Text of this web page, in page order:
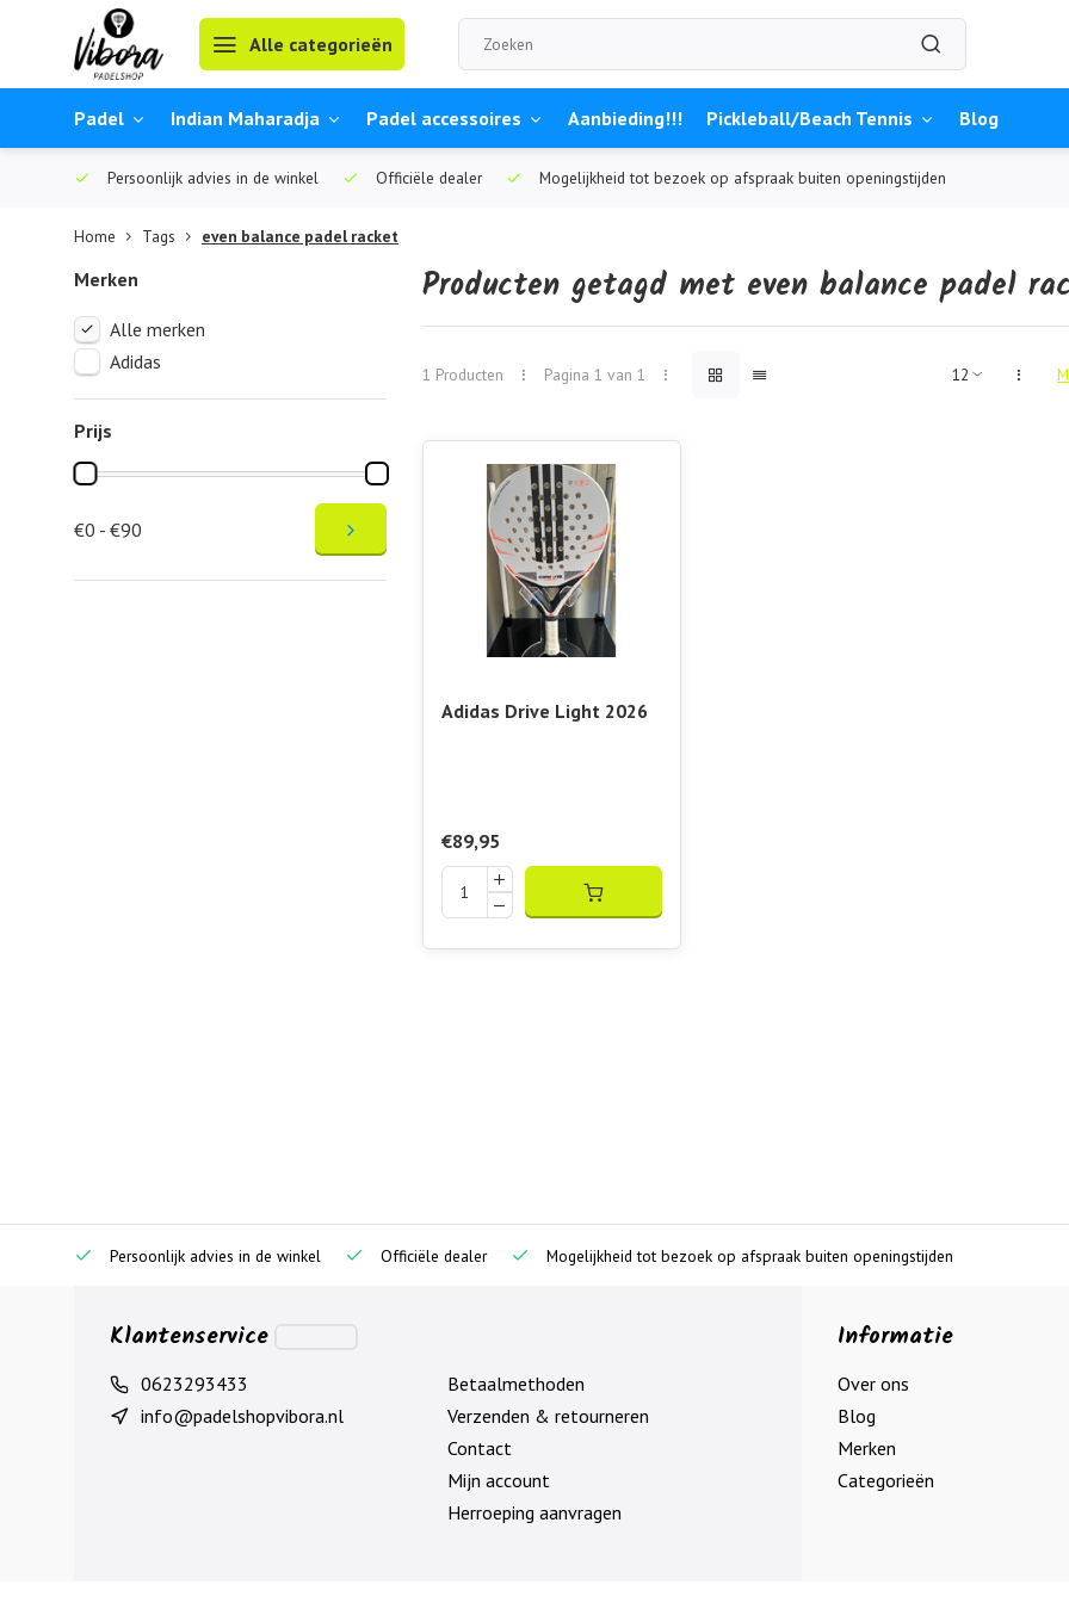
Alle categorieën
Padel Indian Maharadja Padel accessoires Aanbieding!!! Pickleball/Beach Tennis Blog
Persoonlijk advies in de winkel Officiële dealer Mogelijkheid tot bezoek op afspraak buiten openingstijden
Home Tags even balance padel racket
Merken
Alle merken
Adidas
Prijs
€0 - €90
Producten getagd met even balance padel
1 Producten Pagina 1 van 1
Adidas Drive Light 2026
€89,95
Persoonlijk advies in de winkel Officiële dealer Mogelijkheid tot bezoek op afspraak buiten openingstijden
Klantenservice
0623293433
info@padelshopvibora.nl
Betaalmethoden
Verzenden & retourneren
Contact
Mijn account
Herroeping aanvragen
Informatie
Over ons
Blog
Merken
Categorieën